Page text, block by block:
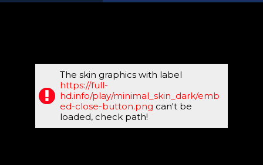
The skin graphics with label
https://full-
hd.info/play/minimal_skin_dark/emb
ed-close-button.png can't be
loaded, check path!